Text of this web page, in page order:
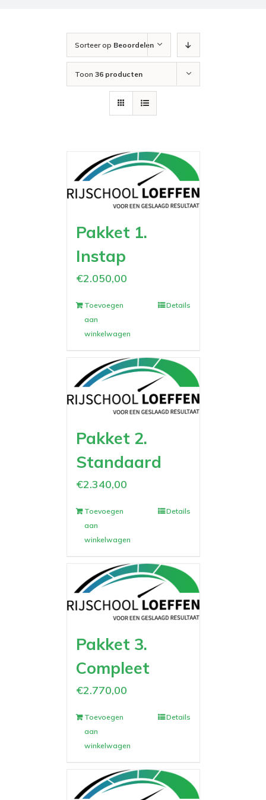
Sorteer op Beoordelen
Toon 36 producten
Pakket 1.
Instap
€2.050,00
Toevoegen
aan
winkelwagen
Details
Pakket 2.
Standaard
€2.340,00
Toevoegen
aan
winkelwagen
Details
Pakket 3.
Compleet
€2.770,00
Toevoegen
aan
winkelwagen
Details